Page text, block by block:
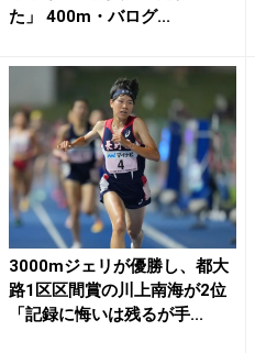
た」 400m・バログ...
3000mジェリが優勝し、都大
路1区区間賞の川上南海が2位
「記録に悔いは残るが手...